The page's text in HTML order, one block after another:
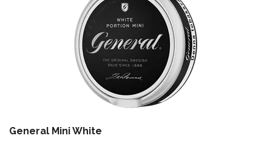
General Mini White